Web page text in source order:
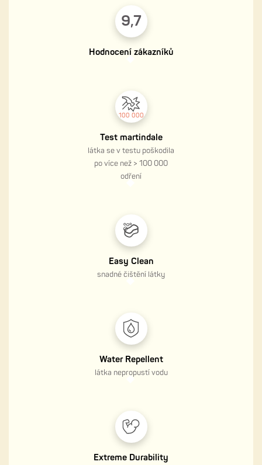
9,7
Hodnocení zákazníků
100 000
Test martindale
látka se v testu poškodila
po více než > 100 000
odření
Easy Clean
snadné čištění látky
Water Repellent
látka nepropustí vodu
Extreme Durability